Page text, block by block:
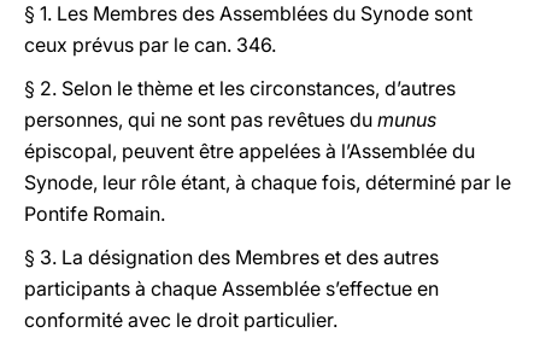
§ 1. Les Membres des Assemblées du Synode sont
ceux prévus par le can. 346.
§ 2. Selon le thème et les circonstances, d’autres
personnes, qui ne sont pas revêtues du munus
épiscopal, peuvent être appelées à l’Assemblée du
Synode, leur rôle étant, à chaque fois, déterminé par le
Pontife Romain.
§ 3. La désignation des Membres et des autres
participants à chaque Assemblée s’effectue en
conformité avec le droit particulier.